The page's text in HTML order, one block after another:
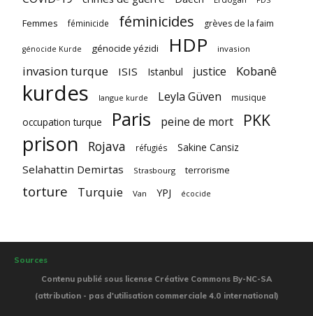
Femmes féminicide féminicides grèves de la faim
génocide Kurde génocide yézidi HDP invasion
invasion turque ISIS Istanbul justice Kobanê
kurdes langue kurde Leyla Güven musique
occupation turque Paris peine de mort PKK
prison Rojava réfugiés Sakine Cansiz
Selahattin Demirtas Strasbourg terrorisme
torture Turquie Van YPJ écocide
Sources
Contenu publié sous license Créative Commons By-NC-SA
(attribution - pas d'utilisation commerciale 4.0 international)